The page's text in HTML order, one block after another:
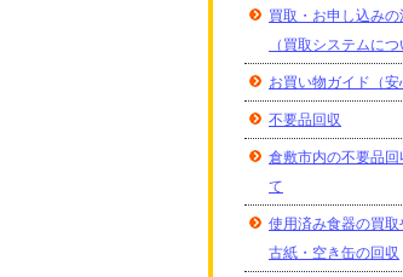
買取・お申し込みの
（買取システムにつ
お買い物ガイド（安
不要品回収
倉敷市内の不要品回
て
使用済み食器の買取
古紙・空き缶の回収